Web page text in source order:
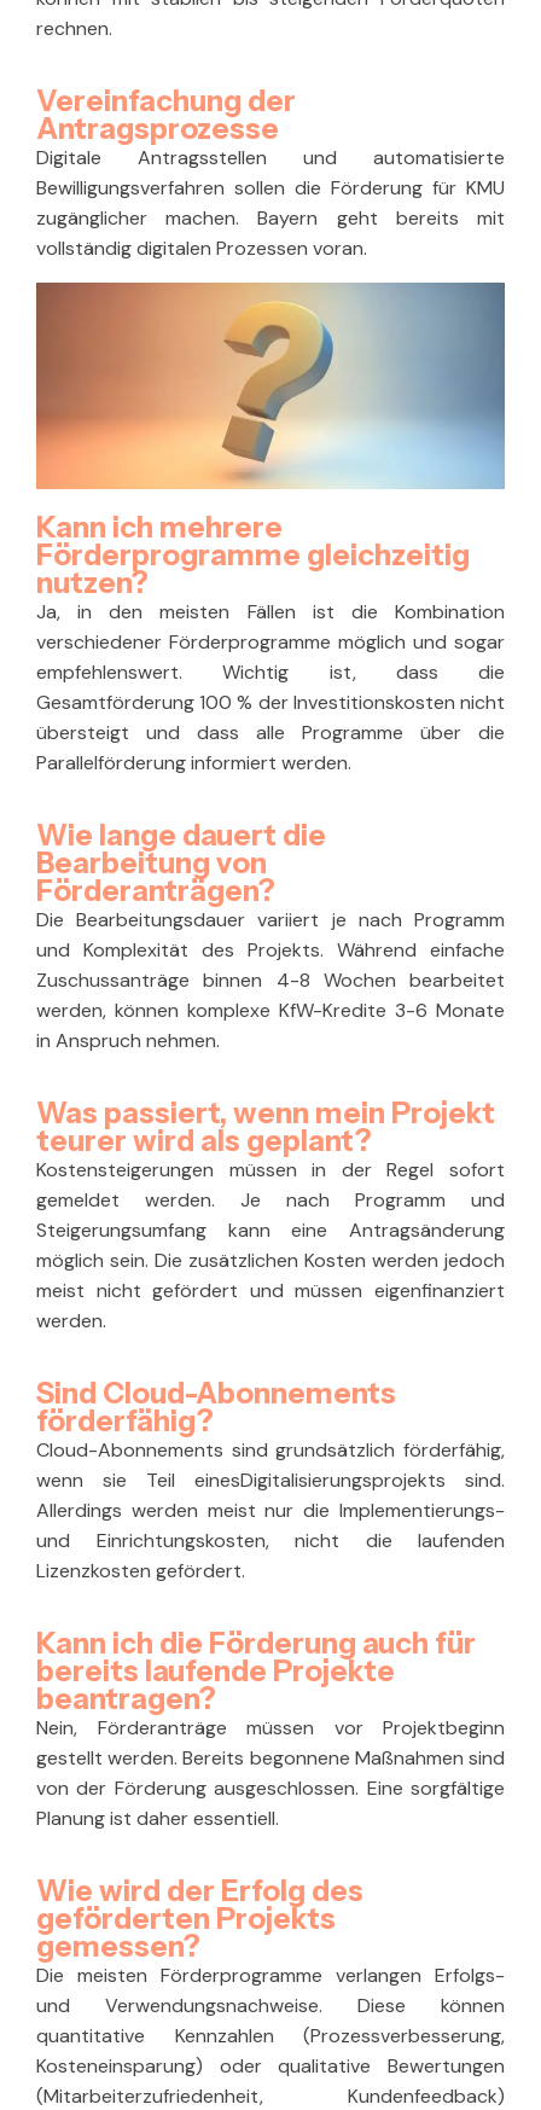
rechnen.
Vereinfachung der
Antragsprozesse
Digitale Antragsstellen und automatisierte
Bewilligungsverfahren sollen die Förderung für KMU
zugänglicher machen. Bayern geht bereits mit
vollständig digitalen Prozessen voran.
Kann ich mehrere
Förderprogramme gleichzeitig
nutzen?
Ja, in den meisten Fällen ist die Kombination
verschiedener Förderprogramme möglich und sogar
empfehlenswert. Wichtig ist, dass die
Gesamtförderung 100 % der Investitionskosten nicht
übersteigt und dass alle Programme über die
Parallelförderung informiert werden.
Wie lange dauert die
Bearbeitung von
Förderanträgen?
Die Bearbeitungsdauer variiert je nach Programm
und Komplexität des Projekts. Während einfache
Zuschussanträge binnen 4-8 Wochen bearbeitet
werden, können komplexe KfW-Kredite 3-6 Monate
in Anspruch nehmen.
Was passiert, wenn mein Projekt
teurer wird als geplant?
Kostensteigerungen müssen in der Regel sofort
gemeldet werden. Je nach Programm und
Steigerungsumfang kann eine Antragsänderung
möglich sein. Die zusätzlichen Kosten werden jedoch
meist nicht gefördert und müssen eigenfinanziert
werden.
Sind Cloud-Abonnements
förderfähig?
Cloud-Abonnements sind grundsätzlich förderfähig,
wenn sie Teil einesDigitalisierungsprojekts sind.
Allerdings werden meist nur die Implementierungs-
und Einrichtungskosten, nicht die laufenden
Lizenzkosten gefördert.
Kann ich die Förderung auch für
bereits laufende Projekte
beantragen?
Nein, Förderanträge müssen vor Projektbeginn
gestellt werden. Bereits begonnene Maßnahmen sind
von der Förderung ausgeschlossen. Eine sorgfältige
Planung ist daher essentiell.
Wie wird der Erfolg des
geförderten Projekts
gemessen?
Die meisten Förderprogramme verlangen Erfolgs-
und Verwendungsnachweise. Diese können
quantitative Kennzahlen (Prozessverbesserung,
Kosteneinsparung) oder qualitative Bewertungen
(Mitarbeiterzufriedenheit, Kundenfeedback)